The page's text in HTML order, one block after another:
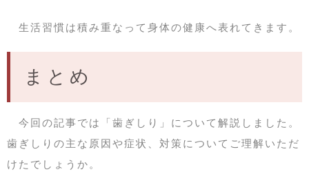
生活習慣は積み重なって身体の健康へ表れてきます。
まとめ
今回の記事では「歯ぎしり」について解説しました。
歯ぎしりの主な原因や症状、対策についてご理解いただ
けたでしょうか。